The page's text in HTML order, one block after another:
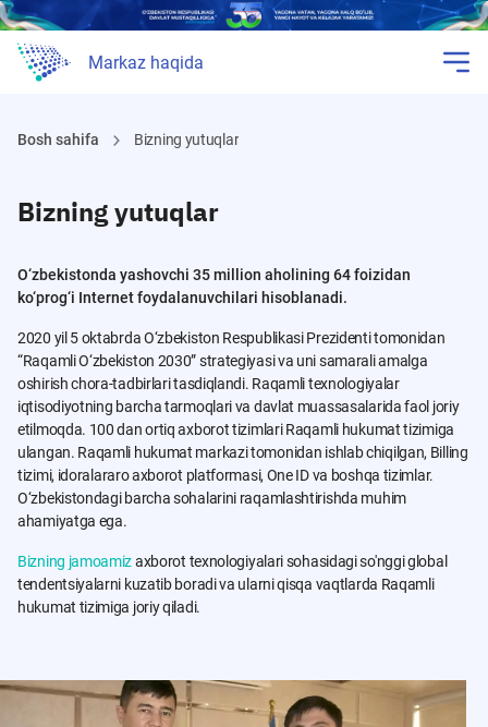
Markaz haqida
Bosh sahifa Bizning yutuqlar
Bizning yutuqlar
O‘zbekistonda yashovchi 35 million aholining 64 foizidan
ko‘prog‘i Internet foydalanuvchilari hisoblanadi.
2020 yil 5 oktabrda O‘zbekiston Respublikasi Prezidenti tomonidan
“Raqamli O‘zbekiston 2030” strategiyasi va uni samarali amalga
oshirish chora-tadbirlari tasdiqlandi. Raqamli texnologiyalar
iqtisodiyotning barcha tarmoqlari va davlat muassasalarida faol joriy
etilmoqda. 100 dan ortiq axborot tizimlari Raqamli hukumat tizimiga
ulangan. Raqamli hukumat markazi tomonidan ishlab chiqilgan, Billing
tizimi, idoralararo axborot platformasi, One ID va boshqa tizimlar.
O‘zbekistondagi barcha sohalarini raqamlashtirishda muhim
ahamiyatga ega.
Bizning jamoamizaxborot texnologiyalari sohasidagi so'nggi global
tendentsiyalarni kuzatib boradi va ularni qisqa vaqtlarda Raqamli
hukumat tizimiga joriy qiladi.